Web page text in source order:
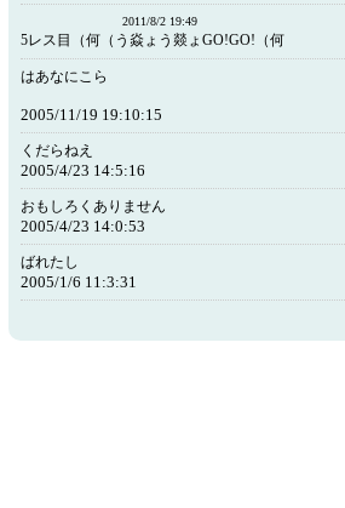
2011/8/2 19:49
5レス目（何（う焱ょう燚ょGO!GO!（何
はあなにこら
2005/11/19 19:10:15
くだらねえ
2005/4/23 14:5:16
おもしろくありません
2005/4/23 14:0:53
ばれたし
2005/1/6 11:3:31